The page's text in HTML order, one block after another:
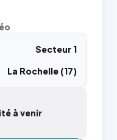
Secteur 1
La Rochelle (17)
à venir